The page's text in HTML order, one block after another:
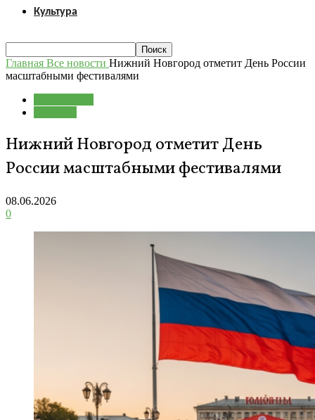
Культура
Главная Все новости Нижний Новгород отметит День России
масштабными фестивалями
Нижний Новгород отметит День
России масштабными фестивалями
08.06.2026
0